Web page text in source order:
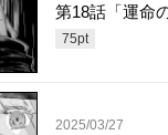
第18話「運命
75pt
2025/03/27